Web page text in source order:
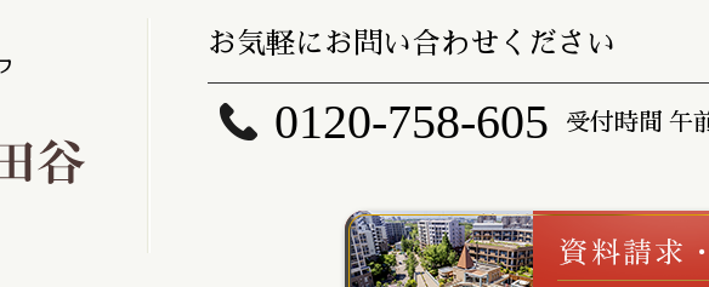
お気軽にお問い合わせください
0120-758-605 受付時間 午